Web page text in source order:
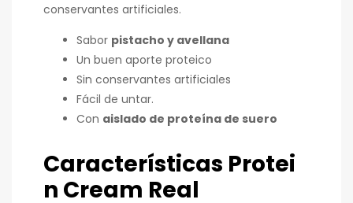
conservantes artificiales.
Sabor pistacho y avellana
Un buen aporte proteico
Sin conservantes artificiales
Fácil de untar.
Con aislado de proteína de suero
Características Protei
n Cream Real